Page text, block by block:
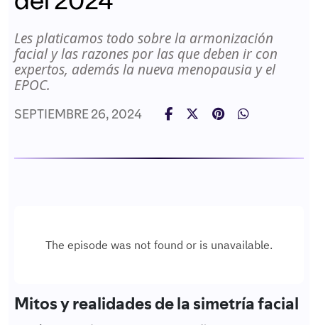
Les platicamos todo sobre la armonización
facial y las razones por las que deben ir con
expertos, además la nueva menopausia y el
EPOC.
SEPTIEMBRE 26, 2024
Mitos y realidades de la simetría facial